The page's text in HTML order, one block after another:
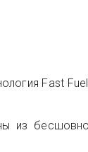
Fast
из